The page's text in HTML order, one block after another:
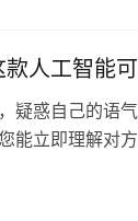
人工智能
疑惑自己的语
能立即理解对